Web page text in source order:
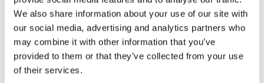
We also share information about your use of our site with
our social media, advertising and analytics partners who
may combine it with other information that you’ve
provided to them or that they’ve collected from your use
of their services.
Tampere julistettiin Suomen Saunapääkaupungiksi
vuonna 2017. Samana vuonna Laitinen aloitti
kritiikkien kirjoittamisen.
— Saunabuumi on jatkunut siitä asti. Nykyisin